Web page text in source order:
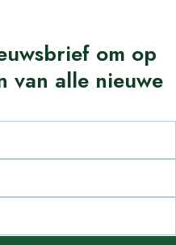
om op
van alle nieuwe